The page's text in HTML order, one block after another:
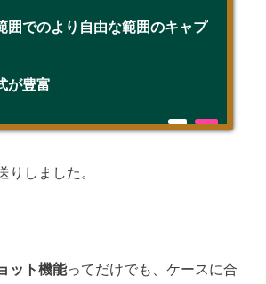
囲でのより自由な範囲のキャプ
が豊富
りしました。
ット機能ってだけでも、ケースに合